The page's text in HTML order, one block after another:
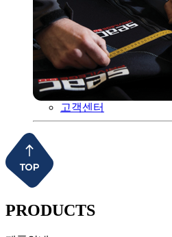
고객센터
PRODUCTS